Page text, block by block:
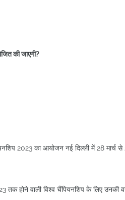
की जाएगी?
2023 का आयोजन नई दिल्ली में 28 मार्च से
होने वाली विश्व चैंपियनशिप के लिए उनकी